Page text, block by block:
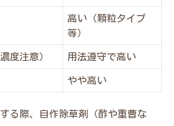
高い（顆粒タイプ
等）
度注意） 用法遵守で高い
やや高い
る際、自作除草剤（酢や重曹な